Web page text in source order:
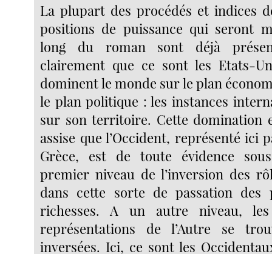
La plupart des procédés et indices
positions de puissance qui seront
long du roman sont déjà
clairement que ce sont les Etats-
dominent le monde sur le plan
le plan politique : les instances
sur son territoire. Cette domination
assise que l’Occident, représenté ici
Grèce, est de toute évidence
premier niveau de l’inversion des
dans cette sorte de passation des
richesses. A un autre niveau,
représentations de l’Autre se
inversées. Ici, ce sont les